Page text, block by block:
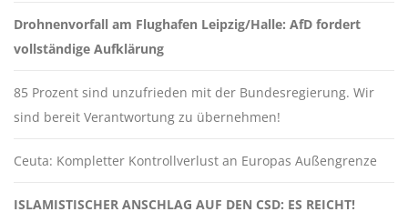
Drohnenvorfall am Flughafen Leipzig/Halle: AfD fordert
vollständige Aufklärung
85 Prozent sind unzufrieden mit der Bundesregierung. Wir
sind bereit Verantwortung zu übernehmen!
Ceuta: Kompletter Kontrollverlust an Europas Außengrenze
ISLAMISTISCHER ANSCHLAG AUF DEN CSD: ES REICHT!